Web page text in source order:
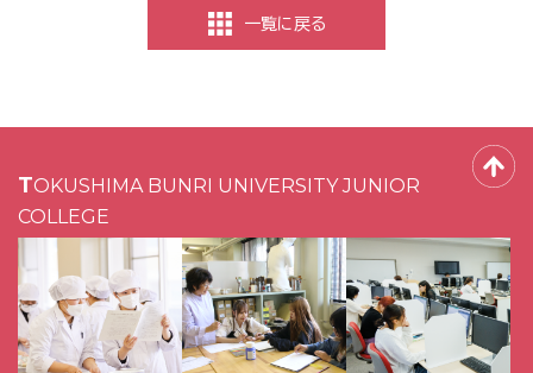
一覧に戻る
TOKUSHIMA BUNRI UNIVERSITY JUNIOR
COLLEGE